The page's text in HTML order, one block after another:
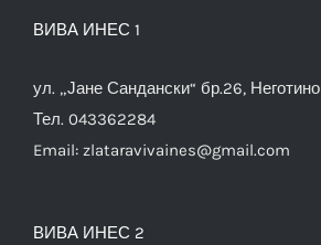
ВИВА ИНЕС 1
ул. „Јане Сандански“ бр.26, Неготино
Тел. 043362284
Email: zlataravivaines@gmail.com
ВИВА ИНЕС 2